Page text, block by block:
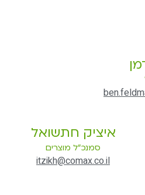
איציק חתשואל
סמנכ"ל מוצרים
itzikh@comax.co.il